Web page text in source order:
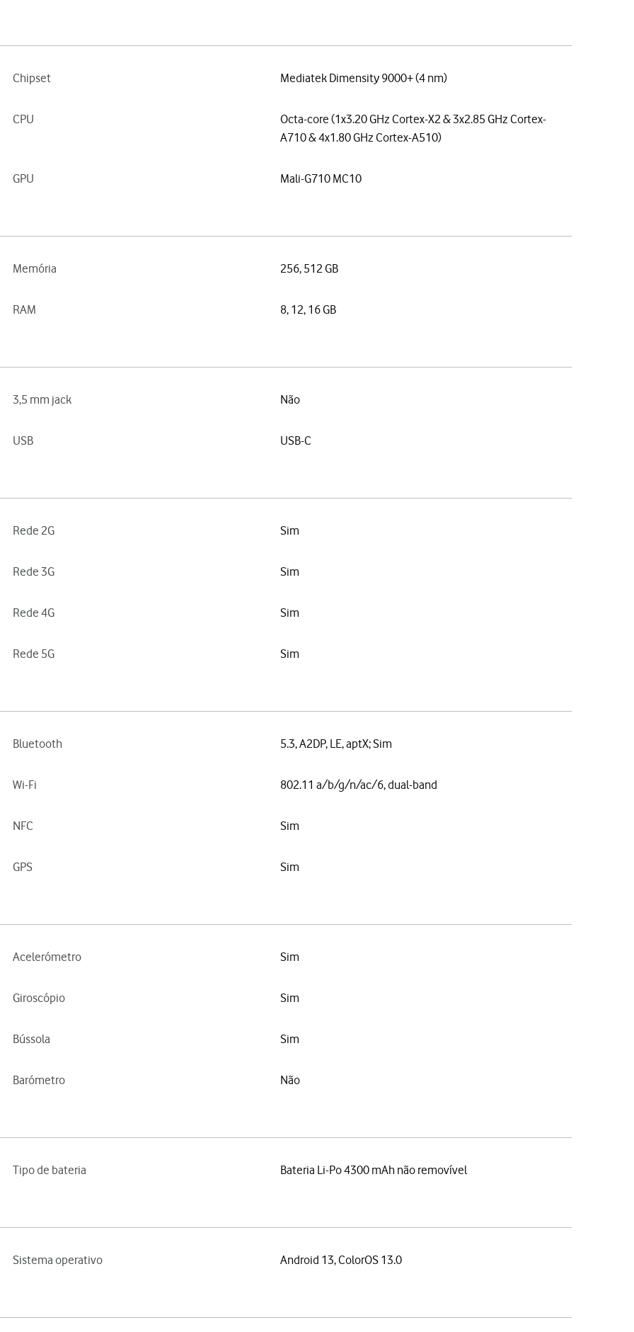
Chipset Mediatek Dimensity 9000+ (4 nm)
CPU
Octa-core (1x3.20 GHz Cortex-X2 & 3x2.85 GHz Cortex-
A710 & 4x1.80 GHz Cortex-A510)
GPU Mali-G710 MC10
Memória 256, 512 GB
RAM 8, 12, 16 GB
3,5 mm jack Não
USB USB-C
Rede 2G Sim
Rede 3G Sim
Rede 4G Sim
Rede 5G Sim
Bluetooth 5.3, A2DP, LE, aptX; Sim
Wi-Fi 802.11 a/b/g/n/ac/6, dual-band
NFC Sim
GPS Sim
Acelerómetro Sim
Giroscópio Sim
Bússola Sim
Barómetro Não
Tipo de bateria Bateria Li-Po 4300 mAh não removível
Sistema operativo Android 13, ColorOS 13.0